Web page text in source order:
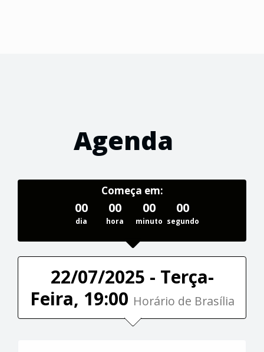
Agenda
Começa em:
00
dia
00
hora
00
minuto
00
segundo
22/07/2025 - Terça-
Feira, 19:00 Horário de Brasília